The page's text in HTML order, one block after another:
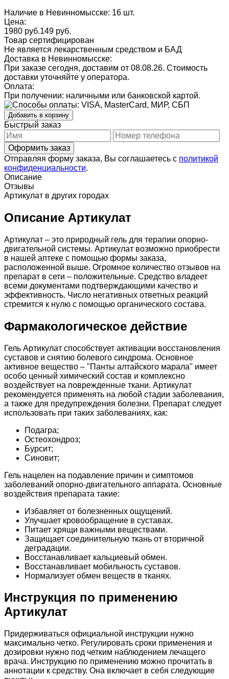
Наличие в Невинномысске: 16 шт.
Цена:
1980 руб.149 руб.
Товар сертифицирован
Не является лекарственным средством и БАД
Доставка в Невинномысске:
При заказе сегодня, доставим от 08.08.26. Стоимость
доставки уточняйте у оператора.
Оплата:
При получении: наличными или банковской картой.
Добавить в корзину
Быстрый заказ
Отправляя форму заказа, Вы соглашаетесь с политикой
конфиденциальности.
Описание
Отзывы
Артикулат в других городах
Описание Артикулат
Артикулат – это природный гель для терапии опорно-
двигательной системы. Артикулат возможно приобрести
в нашей аптеке c помощью формы заказа,
расположенной выше. Огромное количество отзывов на
препарат в сети – положительные. Средство владеет
всеми документами подтверждающими качество и
эффективность. Число негативных ответных реакций
стремится к нулю с помощью органического состава.
Фармакологическое действие
Гель Артикулат способствует активации восстановления
суставов и снятию болевого синдрома. Основное
активное вещество – "Панты алтайского марала" имеет
особо ценный химический состав и комплексно
воздействует на поврежденные ткани. Артикулат
рекомендуется применять на любой стадии заболевания,
а также для предупреждения болезни. Препарат следует
использовать при таких заболеваниях, как:
Подагра;
Остеохондроз;
Бурсит;
Синовит;
Гель нацелен на подавление причин и симптомов
заболеваний опорно-двигательного аппарата. Основные
воздействия препарата такие:
Избавляет от болезненных ощущений.
Улучшает кровообращение в суставах.
Питает хрящи важными веществами.
Защищает соединительную ткань от вторичной
деградации.
Восстанавливает кальциевый обмен.
Восстанавливает мобильность суставов.
Нормализует обмен веществ в тканях.
Инструкция по применению
Артикулат
Придерживаться официальной инструкции нужно
максимально четко. Регулировать сроки применения и
дозировки нужно под четким наблюдением лечащего
врача. Инструкцию по применению можно прочитать в
аннотации к средству. Она включает в себя следующие